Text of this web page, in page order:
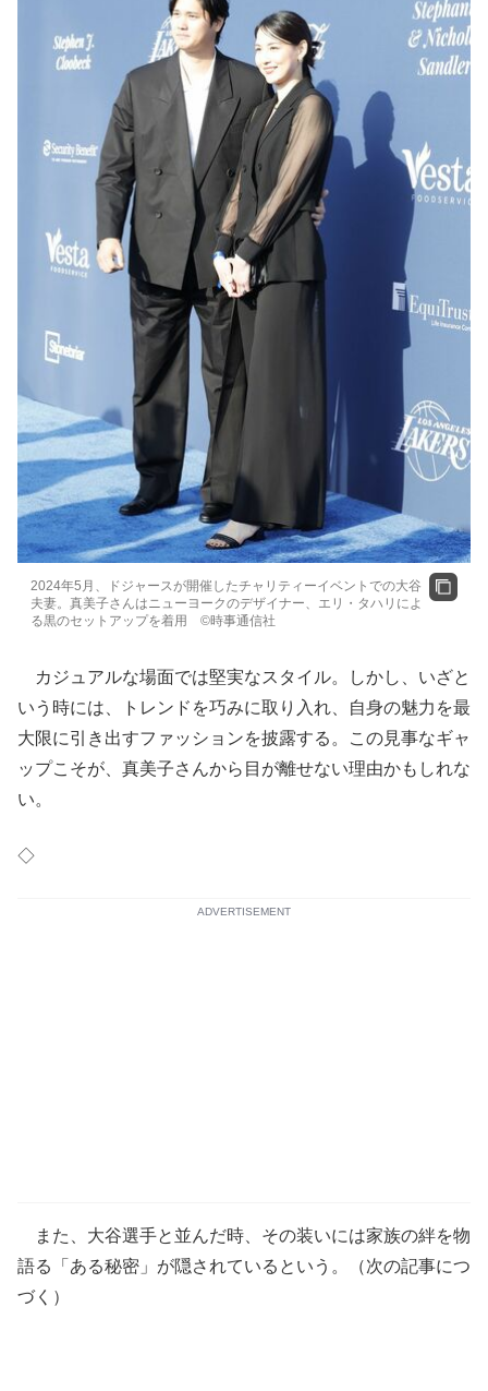
2024年5月、ドジャースが開催したチャリティーイベントでの大谷
夫妻。真美子さんはニューヨークのデザイナー、エリ・タハリによ
る黒のセットアップを着用 ©時事通信社
カジュアルな場面では堅実なスタイル。しかし、いざと
いう時には、トレンドを巧みに取り入れ、自身の魅力を最
大限に引き出すファッションを披露する。この見事なギャ
ップこそが、真美子さんから目が離せない理由かもしれな
い。
◇
ADVERTISEMENT
また、大谷選手と並んだ時、その装いには家族の絆を物
語る「ある秘密」が隠されているという。（次の記事につ
づく）